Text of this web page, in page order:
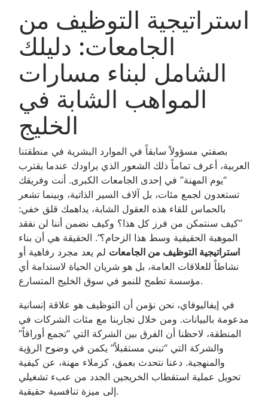
استراتيجية التوظيف من
الجامعات: دليلك
الشامل لبناء مسارات
المواهب الشابة في
الخليج
بصفتي مسؤولاً سابقاً في الموارد البشرية في منطقتنا
العربية، أعرف تماماً ذلك الشعور الذي يراودك عندما يقترب
“يوم المهنة” في إحدى الجامعات الكبرى. أنت وفريقك
تستعدون لجمع مئات، بل آلاف السير الذاتية، وبينما تشعر
بالحماس للقاء هذه العقول الشابة، يداهمك قلق خفي:
“كيف سنتمكن من فرز كل هذا؟ وكيف نضمن أننا لن نفقد
الموهبة الحقيقية وسط هذا الزحام؟”. الحقيقة هي أن بناء
استراتيجية التوظيف من الجامعات لم يعد مجرد رفاهية أو
نشاطاً للعلاقات العامة، بل هو شريان الحياة لاستدامة أي
مؤسسة تطمح للنمو في سوق الخليج المتسارع.
في إيفاليوفاي، نحن نؤمن أن التوظيف هو علاقة إنسانية
مدعومة بالبيانات. ومن خلال تجاربنا مع مئات الشركات في
المنطقة، لاحظنا أن الفرق بين الشركة التي “تجمع أوراقاً”
والشركة التي “تبني مستقبلاً” يكمن في وضوح الرؤية
والمنهجية. دعنا نتحدث بعمق، كزملاء مهنة، عن كيفية
تحويل عملية استقطاب الخريجين الجدد من عبء تشغيلي
إلى ميزة تنافسية حقيقية.